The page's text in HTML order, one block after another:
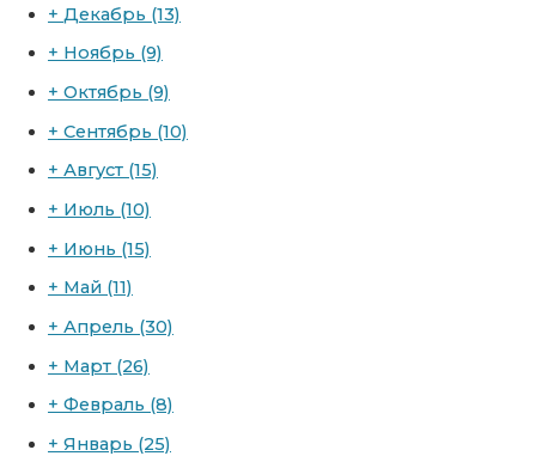
+ Декабрь (13)
+ Ноябрь (9)
+ Октябрь (9)
+ Сентябрь (10)
+ Август (15)
+ Июль (10)
+ Июнь (15)
+ Май (11)
+ Апрель (30)
+ Март (26)
+ Февраль (8)
+ Январь (25)